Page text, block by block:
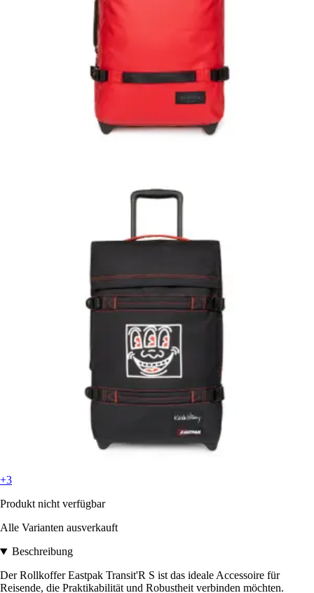
+3
Produkt nicht verfügbar
Alle Varianten ausverkauft
Beschreibung
Der Rollkoffer Eastpak Transit'R S ist das ideale Accessoire für
Reisende, die Praktikabilität und Robustheit verbinden möchten.